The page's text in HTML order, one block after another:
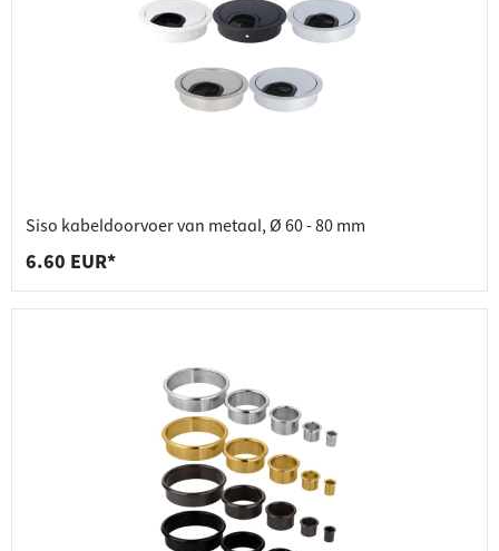
Siso kabeldoorvoer van metaal, Ø 60 - 80 mm
6.60 EUR*